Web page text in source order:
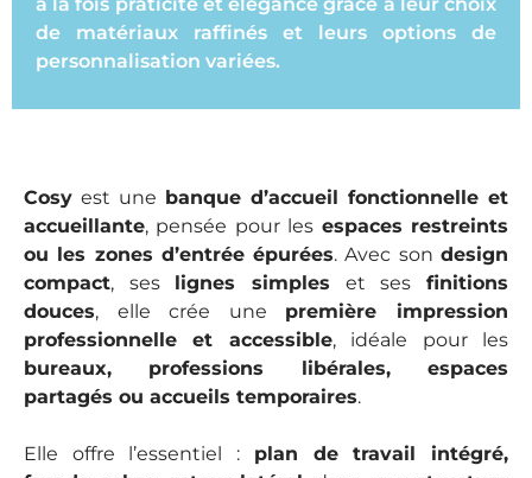
de matériaux raffinés et leurs options de
personnalisation variées.
Cosy est une banque d’accueil fonctionnelle et
accueillante, pensée pour les espaces restreints
ou les zones d’entrée épurées. Avec sondesign
compact, ses lignes simples et sesfinitions
douces, elle crée une première impression
professionnelle et accessible, idéale pour les
bureaux, professions libérales, espaces
partagés ou accueils temporaires.
Elle offre l’essentiel : plan de travail intégré,